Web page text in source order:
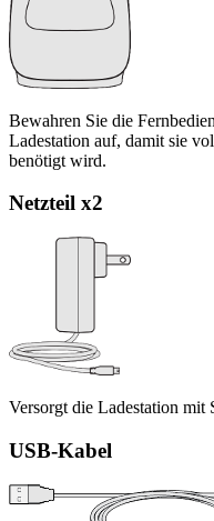
Bewahren Sie die
Ladestation auf, damit sie
benötigt wird.
Netzteil x2
Versorgt die Ladestation mit
USB-Kabel